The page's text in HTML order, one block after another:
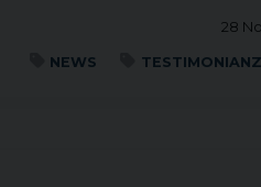
28
NEWS